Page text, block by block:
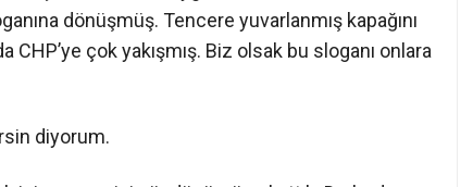
dönüşmüş. Tencere yuvarlanmış kapağını
CHP’ye çok yakışmış. Biz olsak bu sloganı onlara
diyorum.